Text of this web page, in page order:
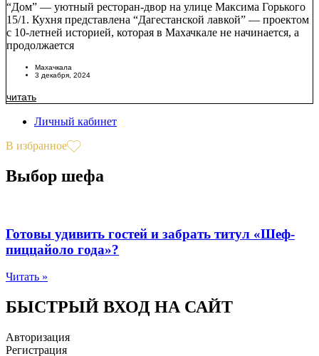
“Дом” — уютный ресторан-двор на улице Максима Горького
15/1. Кухня представлена “Дагестанской лавкой” — проектом
с 10-летней историей, которая в Махачкале не начинается, а
продолжается
Махачкала
3 декабря, 2024
читать
Личный кабинет
В избранное
Выбор шефа
Готовы удивить гостей и забрать титул «Шеф-
пиццайоло года»?
Читать »
БЫСТРЫЙ ВХОД НА САЙТ
Авторизация
Регистрация